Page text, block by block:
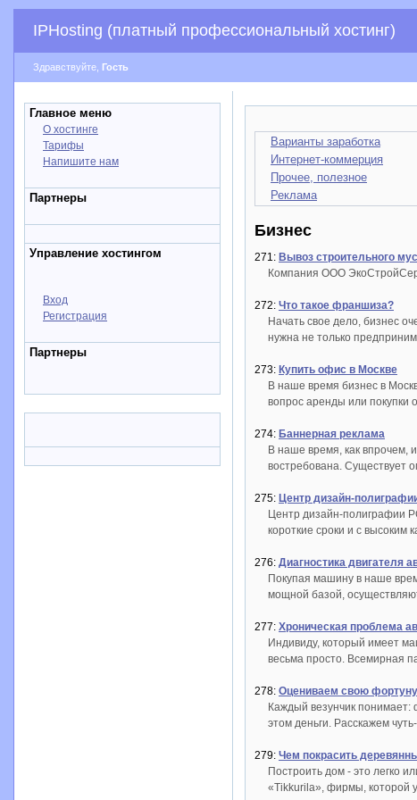
IPHosting (платный профессиональный хостинг)
Здравствуйте, Гость
Главное меню
О хостинге
Тарифы
Напишите нам
Партнеры
Управление хостингом
Вход
Регистрация
Партнеры
Варианты заработка
Интернет-коммерция
Прочее, полезное
Реклама
Бизнес
271: Вывоз строительного
Компания ООО
272: Что такое франшиза?
Начать свое дело, бизнес
нужна не только
273: Купить офис в Москве
В наше время бизнес в
вопрос аренды или покупки
274: Баннерная реклама
В наше время, как впрочем,
востребована. Существует
275: Центр дизайн-
Центр дизайн-полиграфии
короткие сроки и с высоким
276: Диагностика двигателя
Покупая машину в наше
мощной базой, осуществляют
277: Хроническая проблема
Индивиду, который имеет
весьма просто. Всемирная
278: Оцениваем свою
Каждый везунчик понимает:
этом деньги. Расскажем
279: Чем покрасить
Построить дом - это легко
«Tikkurila», фирмы, которой